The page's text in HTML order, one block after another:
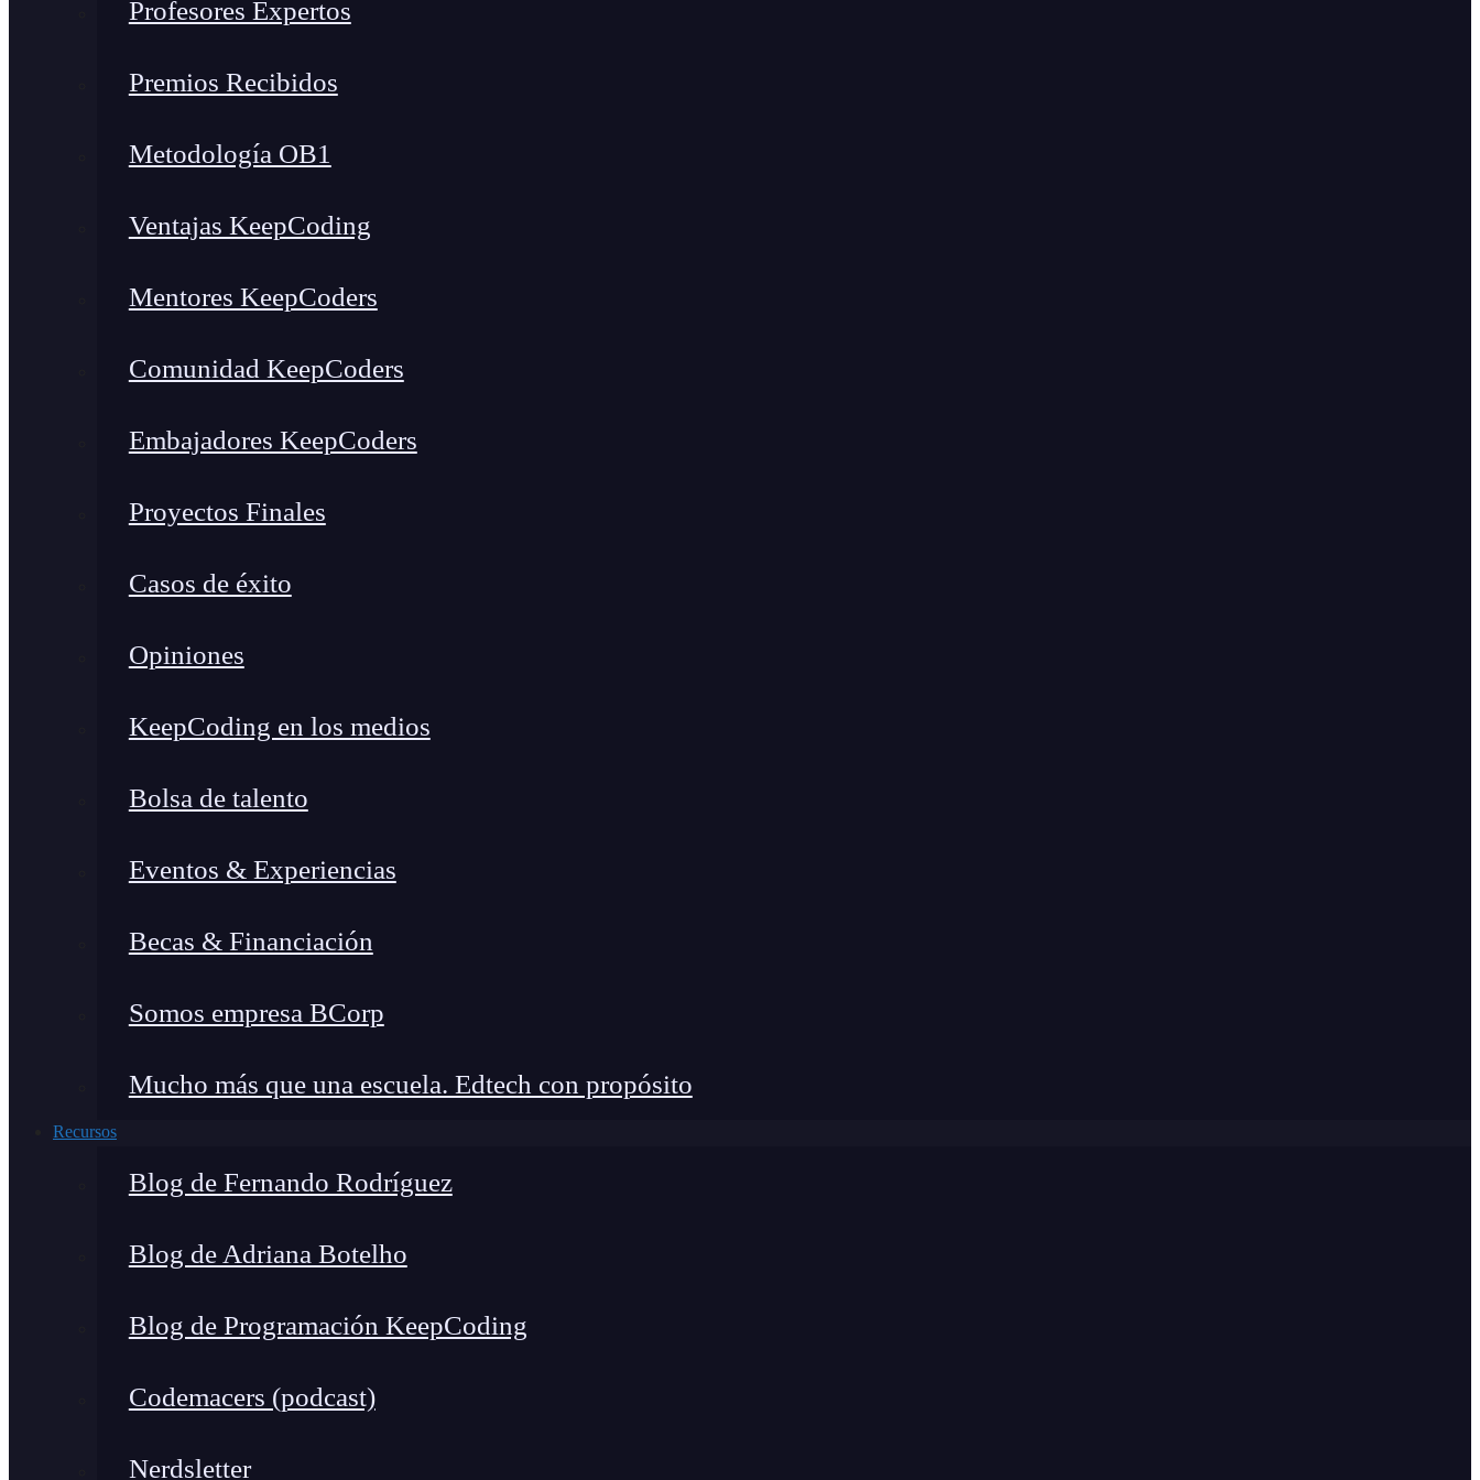
Profesores Expertos
Premios Recibidos
Metodología OB1
Ventajas KeepCoding
Mentores KeepCoders
Comunidad KeepCoders
Embajadores KeepCoders
Proyectos Finales
Casos de éxito
Opiniones
KeepCoding en los medios
Bolsa de talento
Eventos & Experiencias
Becas & Financiación
Somos empresa BCorp
Mucho más que una escuela. Edtech con propósito
Recursos
Blog de Fernando Rodríguez
Blog de Adriana Botelho
Blog de Programación KeepCoding
Codemacers (podcast)
Nerdsletter